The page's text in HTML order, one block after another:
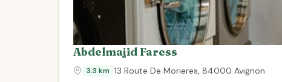
Abdelmajid Faress
3.3 km 13 Route De Morieres, 84000 Avignon